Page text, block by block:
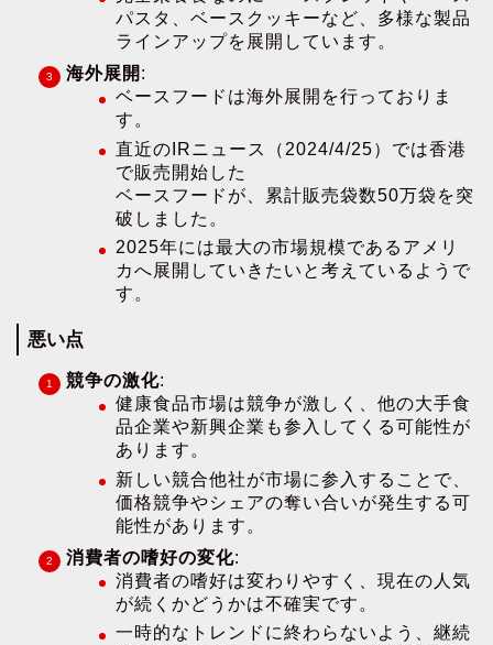
パスタ、ベースクッキーなど、多様な製品
ラインアップを展開しています。
海外展開 :
ベースフードは海外展開を行っておりま
す。
直近のIRニュース（2024/4/25）では香港
で販売開始した
ベースフードが、累計販売袋数50万袋を突
破しました。
2025年には最大の市場規模であるアメリ
カへ展開していきたいと考えているようで
す。
悪い点
競争の激化:
健康食品市場は競争が激しく、他の大手食
品企業や新興企業も参入してくる可能性が
あります。
新しい競合他社が市場に参入することで、
価格競争やシェアの奪い合いが発生する可
能性があります。
消費者の嗜好の変化:
消費者の嗜好は変わりやすく、現在の人気
が続くかどうかは不確実です。
一時的なトレンドに終わらないよう、継続